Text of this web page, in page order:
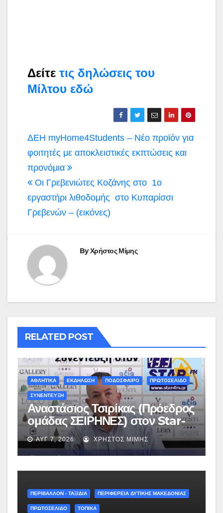
Δείτε τις δηλώσεις του
Μίλτου εδώ
Πλοήγηση
άρθρων
ΔΕΗ myHome4Students – Νέο προϊόν για
φοιτητές με αποκλειστικές εκπτώσεις και
προνόμια
Οι Γρεβενιώτες Κοζάνης στο 1ο
εργαστήρι λιθοδομής στο Κυπαρίσσι
Γρεβενών – (εικόνες)
ByΧρήστος Μίμης
RELATED POST
ΑΘΛΗΤΙΚΑ ΕΚΔΗΛΩΣΗ ΠΟΔΟΣΦΑΙΡΟ ΠΡΩΤΟΣΕΛΙΔΟ
ΣΥΝΕΝΤΕΥΞΗ
Αναστάσιος Τσιρίκας (Πρόεδρος
ομάδας ΣΕΙΡΗΝΕΣ) στον Star-
fm 93.3: «Το όνειρο έγινε
πραγματικότητα – Σας
περιμένουμε όλους το Σάββατο
στη Μυρσίνα Γρεβενών !» –
ΑΥΓ 7, 2026 ΧΡΉΣΤΟΣ ΜΊΜΗΣ
ΠΕΡΙΒΑΛΛΟΝ - ΤΑΞΙΔΙΑ ΠΕΡΙΦΕΡΕΙΑ ΔΥΤΙΚΗΣ ΜΑΚΕΔΟΝΙΑΣ
ΠΡΩΤΟΣΕΛΙΔΟ ΤΟΠΙΚΑ